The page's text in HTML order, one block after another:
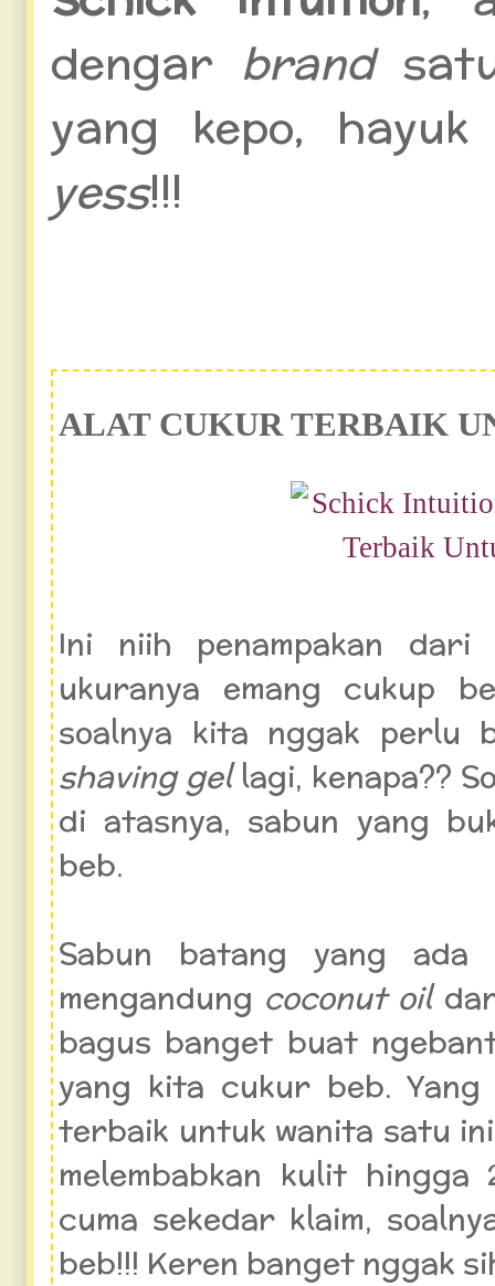
dengar brand
yang kepo,
yess!!!
ALAT CUKUR TERBAIK
Ini niih penampakan dari
ukuranya emang cukup
soalnya kita nggak perlu
shaving gellagi, kenapa??
di atasnya, sabun yang
beb.
Sabun batang yang
mengandung coconut oil
bagus banget buat
yang kita cukur beb.
terbaik untuk wanita satu
melembabkan kulit
cuma sekedar klaim,
beb!!! Keren banget nggak